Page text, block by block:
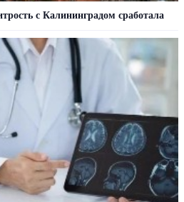
с Калининградом сработала